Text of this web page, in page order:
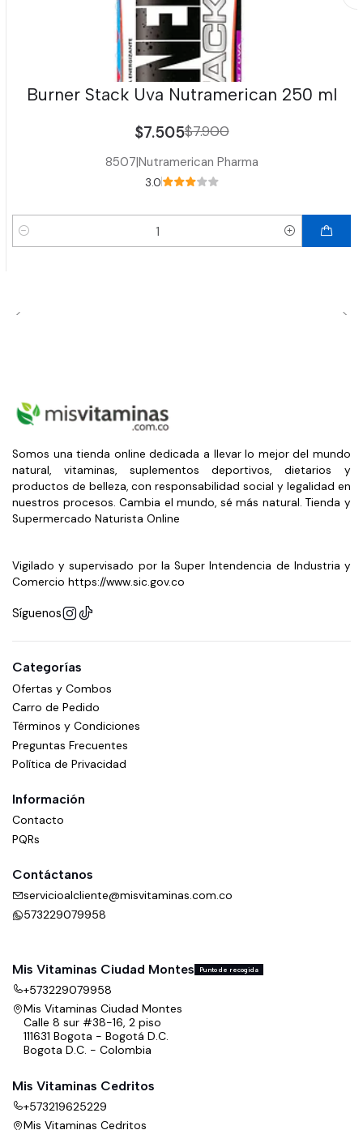
Burner Stack Uva Nutramerican 250 ml
$7.505$7.900
8507|Nutramerican Pharma
3.0
Cantidad
Somos una tienda online dedicada a llevar lo mejor del mundo
natural, vitaminas, suplementos deportivos, dietarios y
productos de belleza, con responsabilidad social y legalidad en
nuestros procesos. Cambia el mundo, sé más natural. Tienda y
Supermercado Naturista Online
Vigilado y supervisado por la Super Intendencia de Industria y
Comercio https://www.sic.gov.co
Síguenos
Categorías
Ofertas y Combos
Carro de Pedido
Términos y Condiciones
Preguntas Frecuentes
Política de Privacidad
Información
Contacto
PQRs
Contáctanos
servicioalcliente@misvitaminas.com.co
573229079958
Mis Vitaminas Ciudad Montes Punto de recogida
+573229079958
Mis Vitaminas Ciudad Montes
Calle 8 sur #38-16, 2 piso
111631 Bogota - Bogotá D.C.
Bogota D.C. - Colombia
Mis Vitaminas Cedritos
+573219625229
Mis Vitaminas Cedritos